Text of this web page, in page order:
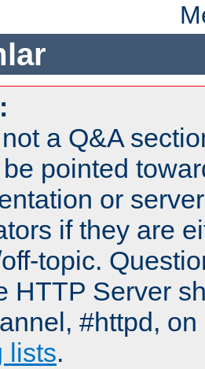
a Q&A
pointed
or
if they are
topic.
HTTP Server
#httpd,
lists.